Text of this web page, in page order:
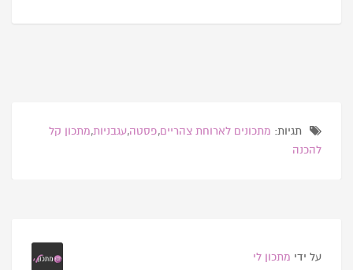
תגיות: מתכונים לארוחת צהריים,פסטה,עגבניות,מתכון קל
להכנה
על ידי מתכון לי